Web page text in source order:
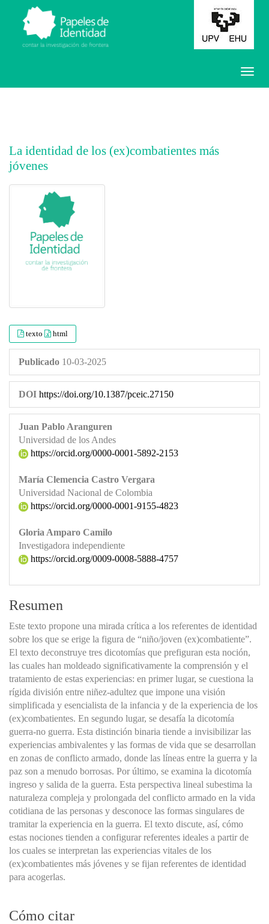
La identidad de los (ex)combatientes más
jóvenes
##plugins.themes.bootstrap3.article.main##
texto html
Publicado 10-03-2025
DOI https://doi.org/10.1387/pceic.27150
Juan Pablo Aranguren
Universidad de los Andes
https://orcid.org/0000-0001-5892-2153
María Clemencia Castro Vergara
Universidad Nacional de Colombia
https://orcid.org/0000-0001-9155-4823
Gloria Amparo Camilo
Investigadora independiente
https://orcid.org/0009-0008-5888-4757
Resumen
Este texto propone una mirada crítica a los referentes de identidad
sobre los que se erige la figura de “niño/joven (ex)combatiente”.
El texto deconstruye tres dicotomías que prefiguran esta noción,
las cuales han moldeado significativamente la comprensión y el
tratamiento de estas experiencias: en primer lugar, se cuestiona la
rígida división entre niñez-adultez que impone una visión
simplificada y esencialista de la infancia y de la experiencia de los
(ex)combatientes. En segundo lugar, se desafía la dicotomía
guerra-no guerra. Esta distinción binaria tiende a invisibilizar las
experiencias ambivalentes y las formas de vida que se desarrollan
en zonas de conflicto armado, donde las líneas entre la guerra y la
paz son a menudo borrosas. Por último, se examina la dicotomía
ingreso y salida de la guerra. Esta perspectiva lineal subestima la
naturaleza compleja y prolongada del conflicto armado en la vida
cotidiana de las personas y desconoce las formas singulares de
tramitar la experiencia en la guerra. El texto discute, así, cómo
estas nociones tienden a configurar referentes ideales a partir de
los cuales se interpretan las experiencias vitales de los
(ex)combatientes más jóvenes y se fijan referentes de identidad
para acogerlas.
Cómo citar